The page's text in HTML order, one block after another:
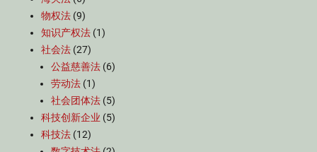
物权法 (9)
知识产权法 (1)
社会法 (27)
公益慈善法 (6)
劳动法 (1)
社会团体法 (5)
科技创新企业 (5)
科技法 (12)